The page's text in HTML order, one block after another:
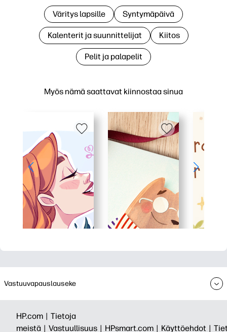
Myös nämä saattavat kiinnostaa sinua
Väritys lapsille Syntymäpäivä
Kalenterit ja suunnittelijat Kiitos
Pelit ja palapelit
Vastuuvapauslauseke
HP.com | Tietoja
meistä | Vastuullisuus | HPsmart.com | Käyttöehdot |